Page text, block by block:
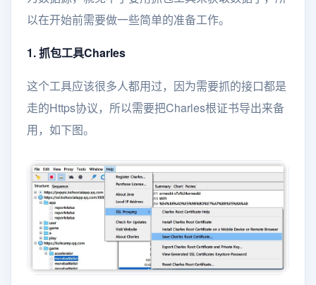
以在开始前需要做一些简单的准备工作。
1. 抓包工具Charles
这个工具应该很多人都用过，因为需要抓的接口都是
走的Https协议，所以需要把Charles根证书导出来备
用，如下图。